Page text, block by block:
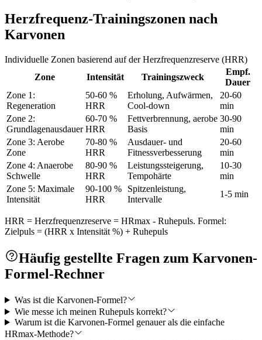
Herzfrequenz-Trainingszonen nach
Karvonen
Individuelle Zonen basierend auf der Herzfrequenzreserve (HRR)
Zone
Intensität Trainingszweck
Empf.
Dauer
Zone 1:
Regeneration
50-60 %
HRR
Erholung, Aufwärmen,
Cool-down
20-60
min
Zone 2:
Grundlagenausdauer
60-70 %
HRR
Fettverbrennung, aerobe
Basis
30-90
min
Zone 3: Aerobe
Zone
70-80 %
HRR
Ausdauer- und
Fitnessverbesserung
20-60
min
Zone 4: Anaerobe
Schwelle
80-90 %
HRR
Leistungssteigerung,
Tempohärte
10-30
min
Zone 5: Maximale
Intensität
90-100 %
HRR
Spitzenleistung,
Intervalle
1-5 min
HRR = Herzfrequenzreserve = HRmax - Ruhepuls. Formel:
Zielpuls = (HRR x Intensität %) + Ruhepuls
Häufig gestellte Fragen zum Karvonen-
Formel-Rechner
Was ist die Karvonen-Formel?
Wie messe ich meinen Ruhepuls korrekt?
Warum ist die Karvonen-Formel genauer als die einfache
HRmax-Methode?